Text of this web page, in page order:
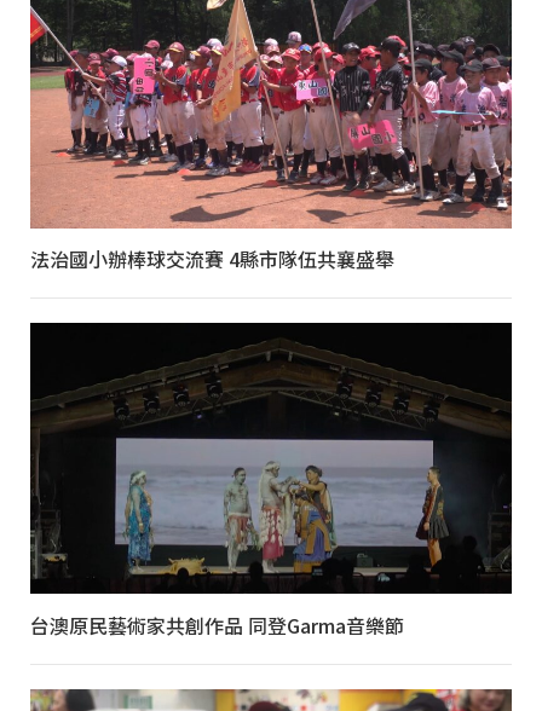
法治國小辦棒球交流賽 4縣市隊伍共襄盛舉
台澳原民藝術家共創作品 同登Garma音樂節